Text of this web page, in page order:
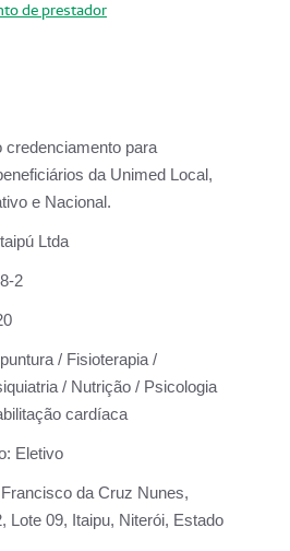
de prestador
credenciamento para
da Unimed Local,
e Nacional.
Ltda
2
/ Fisioterapia /
/ Nutrição / Psicologia
cardíaca
Eletivo
da Cruz Nunes,
Lote 09, Itaipu, Niterói, Estado